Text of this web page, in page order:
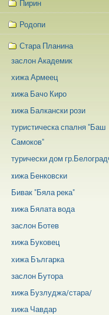
Пирин
Родопи
Стара Планина
заслон Академик
хижа Армеец
xижа Бачо Киро
xижа Балкански рози
туристическа спалня "Баш
Самоков"
турически дом
xижа Бенковски
Бивак "Бяла река"
xижа Бялата вода
заслон Ботев
xижа Буковец
хижа Българка
заслон Бутора
xижа Бузлуджа/стара/
xижа Чавдар